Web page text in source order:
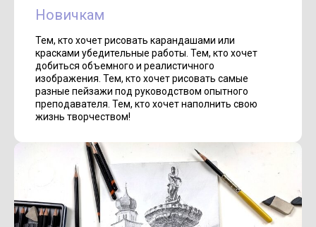
Новичкам
Тем, кто хочет рисовать карандашами или
красками убедительные работы. Тем, кто хочет
добиться объемного и реалистичного
изображения. Тем, кто хочет рисовать самые
разные пейзажи под руководством опытного
преподавателя. Тем, кто хочет наполнить свою
жизнь творчеством!